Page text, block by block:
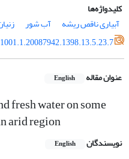
کلیدواژه‌ها
آبیاری ناقص ریشه
آب شور
عنوان مقاله English
fresh water on some
arid region
نویسندگان English